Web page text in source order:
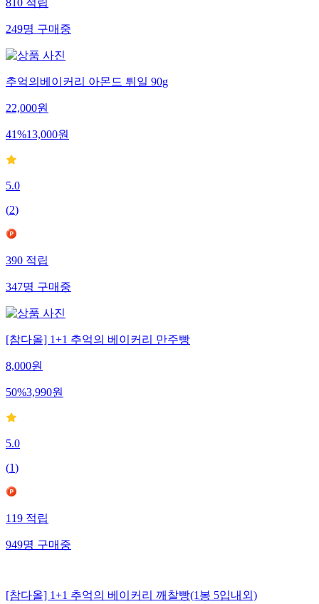
810적립
249명구매중
추억의베이커리 아몬드 튀일 90g
22,000원
41%13,000원
5.0
(2)
390적립
347명구매중
[참다올] 1+1 추억의 베이커리 만주빵
8,000원
50%3,990원
5.0
(1)
119적립
949명구매중
[참다올] 1+1 추억의 베이커리 깨찰빵(1봉 5입내외)